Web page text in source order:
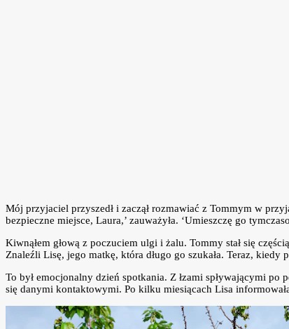
Mój przyjaciel przyszedł i zaczął rozmawiać z Tommym w
bezpieczne miejsce, Laura,’ zauważyła. ‘Umieszczę go
Kiwnąłem głową z poczuciem ulgi i żalu. Tommy stał się
Znaleźli Lisę, jego matkę, która długo go szukała. Teraz, kiedy
To był emocjonalny dzień spotkania. Z łzami spływającymi
się danymi kontaktowymi. Po kilku miesiącach Lisa